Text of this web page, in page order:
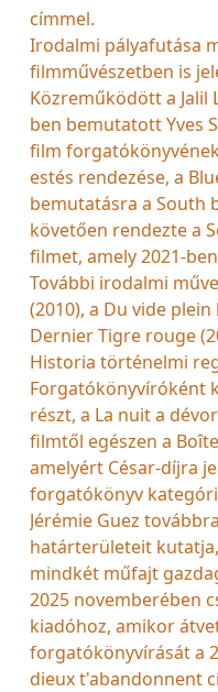
címmel.
Irodalmi pályafutása
filmművészetben is
Közreműködött a Jalil
ben bemutatott Yves
film
estés rendezése, a
bemutatásra a South
követően rendezte a
filmet, amely 2021-
További irodalmi
(2010), a Du vide
Dernier Tigre rouge
Historia történelmi
Forgatókönyvíróként
részt, a La nuit a
filmtől egészen a
amelyért César-díjra
forgatókönyv
Jérémie Guez
határterületeit
mindkét műfajt
2025 novemberében
kiadóhoz, amikor
forgatókönyvírását a
dieux t'abandonnent